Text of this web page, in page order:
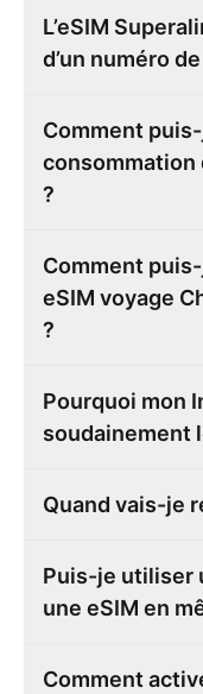
L’eSIM
d’un numéro
Comment
consommation
?
Comment
eSIM voyage
?
Pourquoi mon
soudainement
Quand vais-je
Puis-je utiliser
une eSIM en
Comment